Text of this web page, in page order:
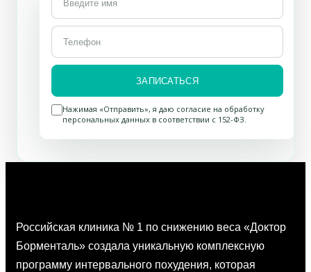
ЗАПИСАТЬСЯ
Нажимая «Отправить», я даю согласие на обработку
персональных данных в соответствии с 152-ФЗ.
Российская клиника № 1 по снижению веса «Доктор
Борменталь» создала уникальную комплексную
программу интервального похудения, которая